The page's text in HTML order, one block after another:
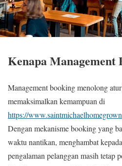
Kenapa Management
Management booking menolong
memaksimalkan kemampuan di
https://
Dengan mekanisme booking yang
waktu nantikan, menghambat
pengalaman pelanggan masih tetap